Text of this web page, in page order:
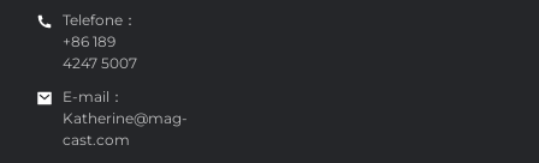
Telefone：
+86 189
4247 5007
E-mail：
Katherine@mag-
cast.com